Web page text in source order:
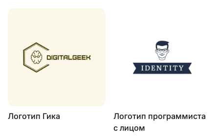
Логотип Гика
Логотип программиста
с лицом